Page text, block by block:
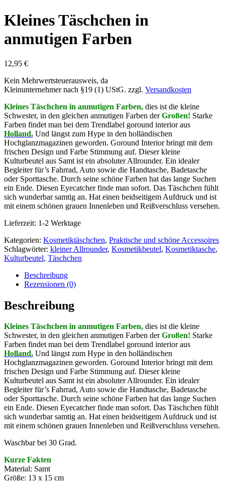
Kleines Täschchen in
anmutigen Farben
12,95 €
Kein Mehrwertsteuerausweis, da
Kleinunternehmer nach §19 (1) UStG. zzgl. Versandkosten
Kleines Täschchen in anmutigen Farben, dies ist die kleine
Schwester, in den gleichen anmutigen Farben derGroßen! Starke
Farben findet man bei dem Trendlabel goround interior aus
Holland. Und längst zum Hype in den holländischen
Hochglanzmagazinen geworden. Goround Interior bringt mit dem
frischen Design und Farbe Stimmung auf. Dieser kleine
Kulturbeutel aus Samt ist ein absoluter Allrounder. Ein idealer
Begleiter für’s Fahrrad, Auto sowie die Handtasche, Badetasche
oder Sporttasche. Durch seine schöne Farben hat das lange Suchen
ein Ende. Diesen Eyecatcher finde man sofort. Das Täschchen fühlt
sich wunderbar samtig an. Hat einen beidseitigem Aufdruck und ist
mit einem schönen grauen Innenleben und Reißverschluss versehen.
Lieferzeit: 1-2 Werktage
Kategorien: Kosmetiktäschchen, Praktische und schöne Accessoires
Schlagwörter: kleiner Allrounder, Kosmetikbeutel, Kosmetiktasche,
Kulturbeutel, Täschchen
Beschreibung
Rezensionen (0)
Beschreibung
Kleines Täschchen in anmutigen Farben, dies ist die kleine
Schwester, in den gleichen anmutigen Farben derGroßen! Starke
Farben findet man bei dem Trendlabel goround interior aus
Holland. Und längst zum Hype in den holländischen
Hochglanzmagazinen geworden. Goround Interior bringt mit dem
frischen Design und Farbe Stimmung auf. Dieser kleine
Kulturbeutel aus Samt ist ein absoluter Allrounder. Ein idealer
Begleiter für’s Fahrrad, Auto sowie die Handtasche, Badetasche
oder Sporttasche. Durch seine schöne Farben hat das lange Suchen
ein Ende. Diesen Eyecatcher finde man sofort. Das Täschchen fühlt
sich wunderbar samtig an. Hat einen beidseitigem Aufdruck und ist
mit einem schönen grauen Innenleben und Reißverschluss versehen.
Waschbar bei 30 Grad.
Kurze Fakten
Material: Samt
Größe: 13 x 15 cm